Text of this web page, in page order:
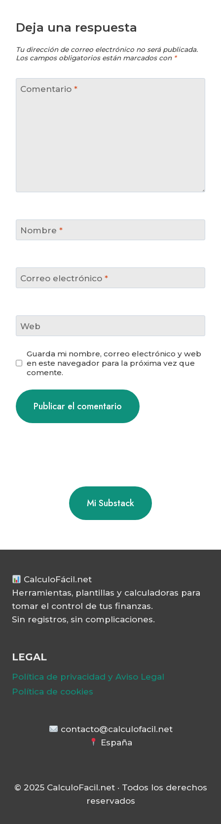
Deja una respuesta
Tu dirección de correo electrónico no será publicada.
Los campos obligatorios están marcados con *
Comentario *
Nombre *
Correo electrónico *
Web
Guarda mi nombre, correo electrónico y web
en este navegador para la próxima vez que
comente.
Mi Substack
CalculoFácil.net
Herramientas, plantillas y calculadoras para
tomar el control de tus finanzas.
Sin registros, sin complicaciones.
LEGAL
Política de privacidad y Aviso Legal
Política de cookies
contacto@calculofacil.net
España
© 2025 CalculoFacil.net · Todos los derechos
reservados